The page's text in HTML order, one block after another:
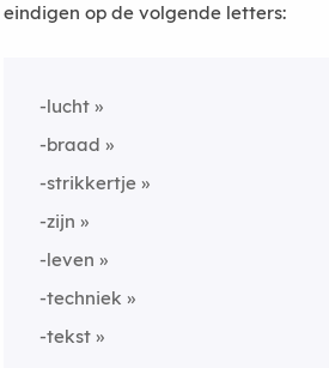
eindigen op de volgende letters:
-lucht
-braad
-strikkertje
-zijn
-leven
-techniek
-tekst